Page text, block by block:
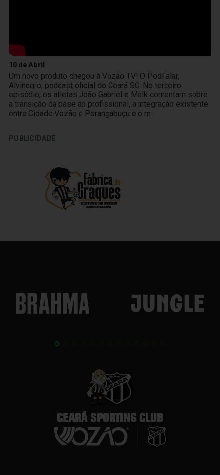
10 de Abril
Um novo produto chegou à Vozão TV! O PodFalar,
Alvinegro, podcast oficial do Ceará SC. No terceiro
episódio, os atletas João Gabriel e Melk comentam sobre
a transição da base ao profissional, a integração existente
entre Cidade Vozão e Porangabuçu e o m
PUBLICIDADE
CEARÁ SPORTING CLUB